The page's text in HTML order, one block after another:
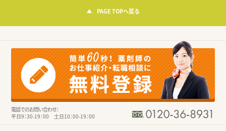
PAGE TOPへ戻る
電話でのお問い合わせ：
平日9：30-19：00 土日10：00-19：00